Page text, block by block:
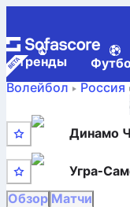
Tренды
Волейбол
Россия
Динамо Челябинск
Нижневартовск —
личные встречи и
Обзор Матчи